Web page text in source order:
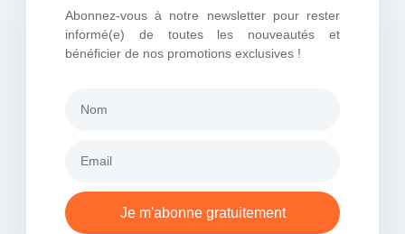
Abonnez-vous à notre newsletter pour rester
informé(e) de toutes les nouveautés et
bénéficier de nos promotions exclusives !
Je m'abonne gratuitement